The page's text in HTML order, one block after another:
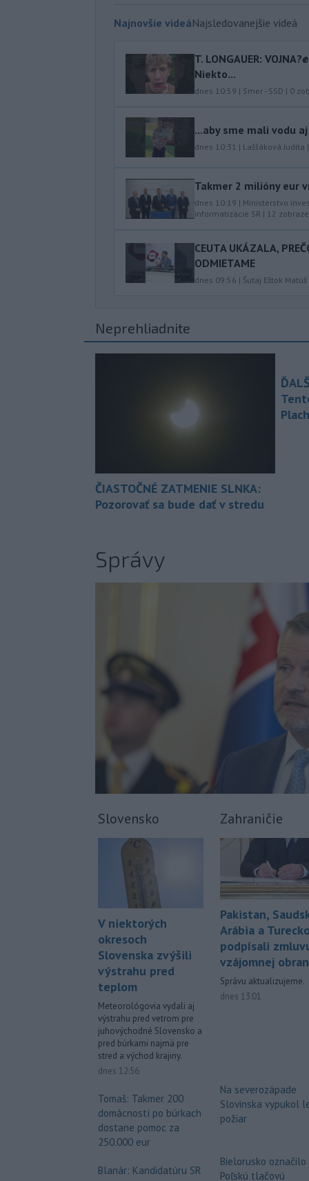
Najnovšie videáNajsledovanejšie videá
T. LONGAUER:
Niekto...
dnes 10:59 | Smer - SSD | 0
...aby sme mali vodu
dnes 10:31 | Laššáková Judita |
Takmer 2 milióny eur
dnes 10:19 | Ministerstvo
informatizácie SR | 12
CEUTA UKÁZALA,
ODMIETAME
dnes 09:56 | Šutaj Eštok Matúš
Neprehliadnite
ČIASTOČNÉ ZATMENIE SLNKA:
Pozorovať sa bude dať v stredu
Správy
Slovensko
V niektorých
okresoch
Slovenska zvýšili
výstrahu pred
teplom
Meteorológovia vydali aj
výstrahu pred vetrom pre
juhovýchodné Slovensko a
pred búrkami najmä pre
stred a východ krajiny.
dnes 12:56
Tomaš: Takmer 200
domácností po búrkach
dostane pomoc za
250.000 eur
Blanár: Kandidatúru SR
Zahraničie
Pakistan,
Arábia a
podpísali
vzájomnej
Správu aktualizujeme.
dnes 13:01
Na severozápade
Slovinska vypukol
požiar
Bielorusko označilo
Poľskú tlačovú